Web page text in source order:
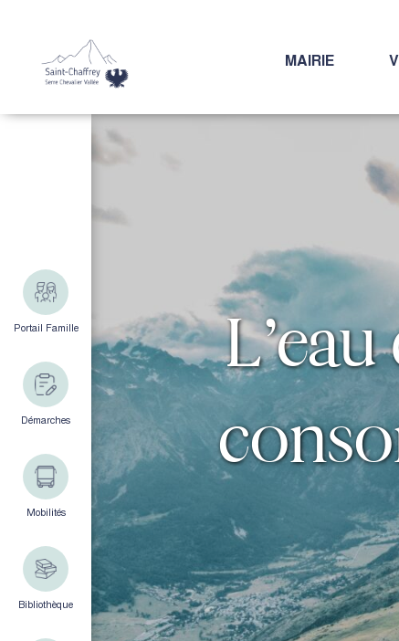
MAIRIE
Portail Famille
Démarches
Mobilités
Bibliothèque